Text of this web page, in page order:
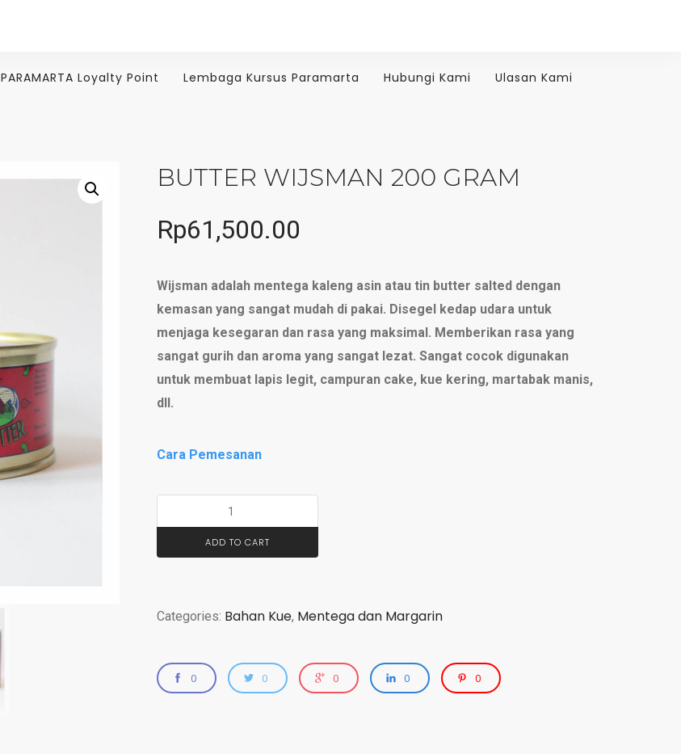
PARAMARTA Loyalty Point Lembaga Kursus Paramarta Hubungi Kami Ulasan Kami
BUTTER WIJSMAN 200 GRAM
Rp61,500.00
Wijsman adalah mentega kaleng asin atau tin butter salted dengan
kemasan yang sangat mudah di pakai. Disegel kedap udara untuk
menjaga kesegaran dan rasa yang maksimal. Memberikan rasa yang
sangat gurih dan aroma yang sangat lezat. Sangat cocok digunakan
untuk membuat lapis legit, campuran cake, kue kering, martabak manis,
dll.
Cara Pemesanan
ADD TO CART
Categories: Bahan Kue, Mentega dan Margarin
0 0 0 0 0